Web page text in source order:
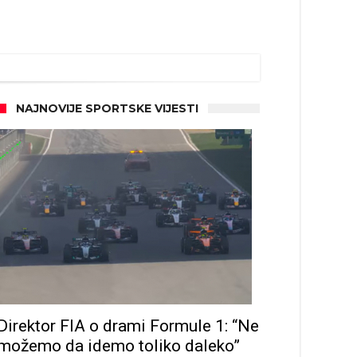
NAJNOVIJE SPORTSKE VIJESTI
FIA o drami Formule 1: “Ne
da idemo toliko daleko”